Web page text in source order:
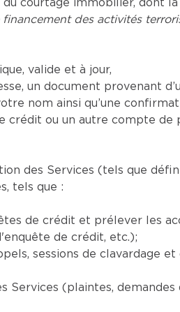
courtage immobilier, dont la
des activités
valide et à jour,
un document provenant
nom ainsi qu’une
ou un autre compte de
des Services (tels que
tels que :
de crédit et prélever les
de crédit, etc.);
sessions de clavardage
Services (plaintes, demandes